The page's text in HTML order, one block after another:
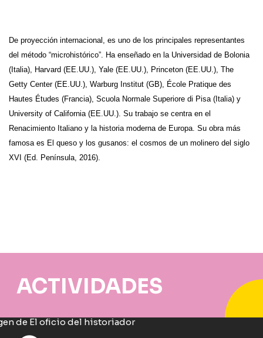
De proyección internacional, es uno de los principales representantes
del método “microhistórico”. Ha enseñado en la Universidad de Bolonia
(Italia), Harvard (EE.UU.), Yale (EE.UU.), Princeton (EE.UU.), The
Getty Center (EE.UU.), Warburg Institut (GB), École Pratique des
Hautes Études (Francia), Scuola Normale Superiore di Pisa (Italia) y
University of California (EE.UU.). Su trabajo se centra en el
Renacimiento Italiano y la historia moderna de Europa. Su obra más
famosa es El queso y los gusanos: el cosmos de un molinero del siglo
XVI (Ed. Península, 2016).
ACTIVIDADES